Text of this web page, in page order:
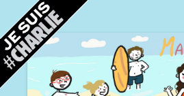
Mamour blogue
Blog d'une maman à Bordeaux, du sable,